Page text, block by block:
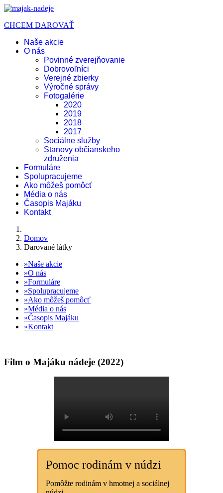
CHCEM DAROVAŤ
Naše akcie
O nás
Povinné zverejňovanie
Dobrovoľníci
Verejné zbierky
Výročné správy
Fotogalérie
2020
2019
2018
2017
Sociálne služby
Stanovy občianskeho
združenia
Formuláre
Spolupracujeme
Ako môžeš pomôcť
Média o nás
Časopis Majáku
Kontakt
Domov
Darované látky
Naše akcie
O nás
Formuláre
Spolupracujeme
Ako môžeš pomôcť
Média o nás
Časopis Majáku
Kontakt
Film o Majáku nádeje (2022)